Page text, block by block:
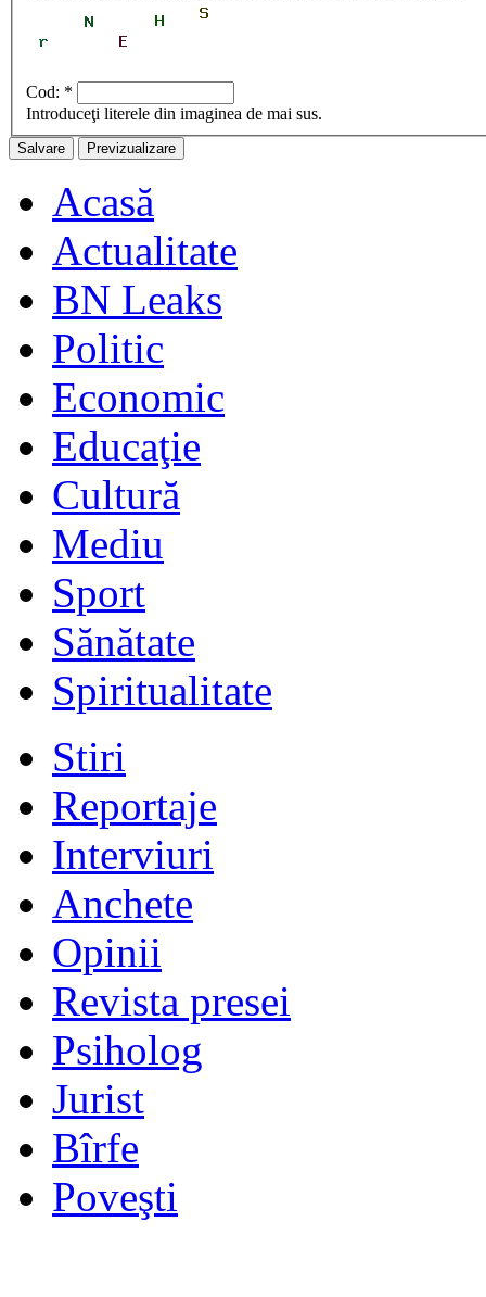
Cod: *
Introduceţi literele din imaginea de mai sus.
Acasă
Actualitate
BN Leaks
Politic
Economic
Educaţie
Cultură
Mediu
Sport
Sănătate
Spiritualitate
Stiri
Reportaje
Interviuri
Anchete
Opinii
Revista presei
Psiholog
Jurist
Bîrfe
Poveşti